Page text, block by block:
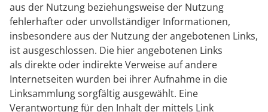
aus der Nutzung beziehungsweise der Nutzung
fehlerhafter oder unvollständiger Informationen,
insbesondere aus der Nutzung der angebotenen Links,
ist ausgeschlossen. Die hier angebotenen Links
als direkte oder indirekte Verweise auf andere
Internetseiten wurden bei ihrer Aufnahme in die
Linksammlung sorgfältig ausgewählt. Eine
Verantwortung für den Inhalt der mittels Link